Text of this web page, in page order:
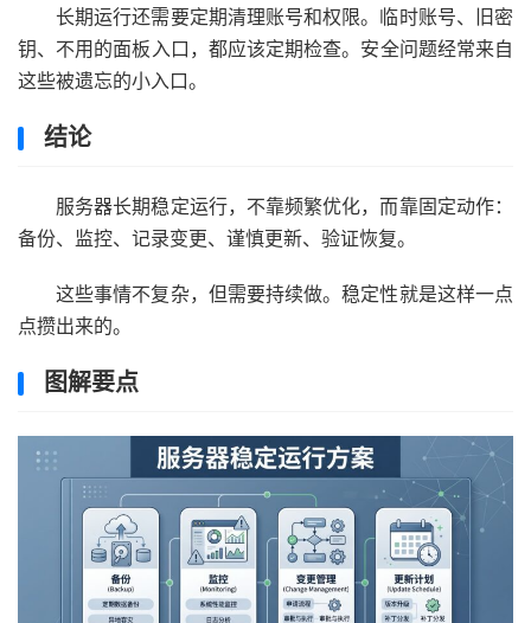
长期运行还需要定期清理账号和权限。临时账号、旧密
钥、不用的面板入口，都应该定期检查。安全问题经常来自
这些被遗忘的小入口。
结论
服务器长期稳定运行，不靠频繁优化，而靠固定动作：
备份、监控、记录变更、谨慎更新、验证恢复。
这些事情不复杂，但需要持续做。稳定性就是这样一点
点攒出来的。
图解要点